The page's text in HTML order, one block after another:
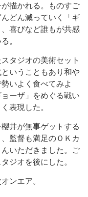
描かれる。ものすご
どん減っていく「ギ
喜びなど誰もが共感
。
タジオの美術セット
いうこともあり和や
いよく食べてみよ
ーザ」をめぐる戦い
表現した。
井が無事ゲットする
監督も満足のＯＫカ
いただきました。ご
ジオを後にした。
ンエア。